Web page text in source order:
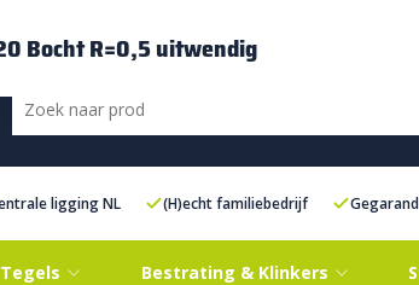
ligging NL (H)echt familiebedrijf
Bestrating & Klinkers
Bocht R=0,5 uitwendig